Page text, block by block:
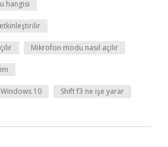
hangisi
Mikrofon modu nasıl açılır
10 Shift f3 ne işe yarar